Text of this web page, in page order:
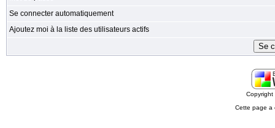
Se connecter automatiquement
Ajoutez moi à la liste des utilisateurs actifs
Cette page a